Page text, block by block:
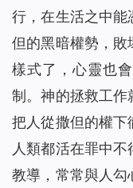
行，在生活之中
但的黑暗權勢，敗
樣式了，心靈也
制。神的拯救工作
把人從撒但的權下
人類都活在罪中
教導，常常與人